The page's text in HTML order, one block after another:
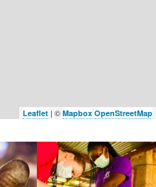
Leaflet | © Mapbox OpenStreetMap